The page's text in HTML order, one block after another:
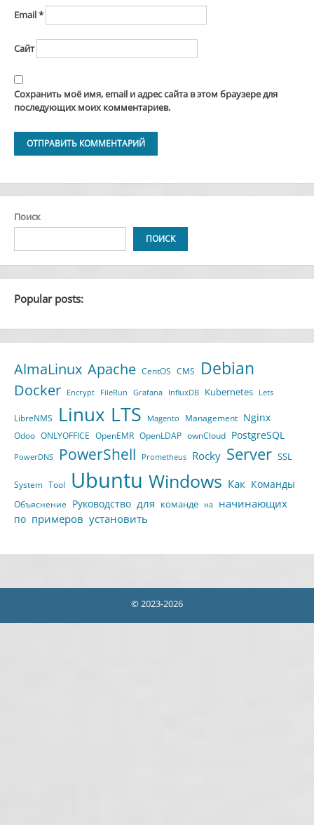
Email*
Сайт
Сохранить моё имя, email и адрес сайта в этом браузере для
последующих моих комментариев.
Поиск
ПОИСК
Popular posts:
AlmaLinux Apache CentOS CMS Debian
Docker Encrypt FileRun Grafana InfluxDB Kubernetes Lets
LibreNMS Linux LTS Magento Management Nginx
Odoo ONLYOFFICE OpenEMR OpenLDAP ownCloud PostgreSQL
PowerDNS PowerShell Prometheus Rocky Server SSL
System Tool Ubuntu Windows Как Команды
Объяснение Руководство для команде на начинающих
по примеров установить
© 2023-2026